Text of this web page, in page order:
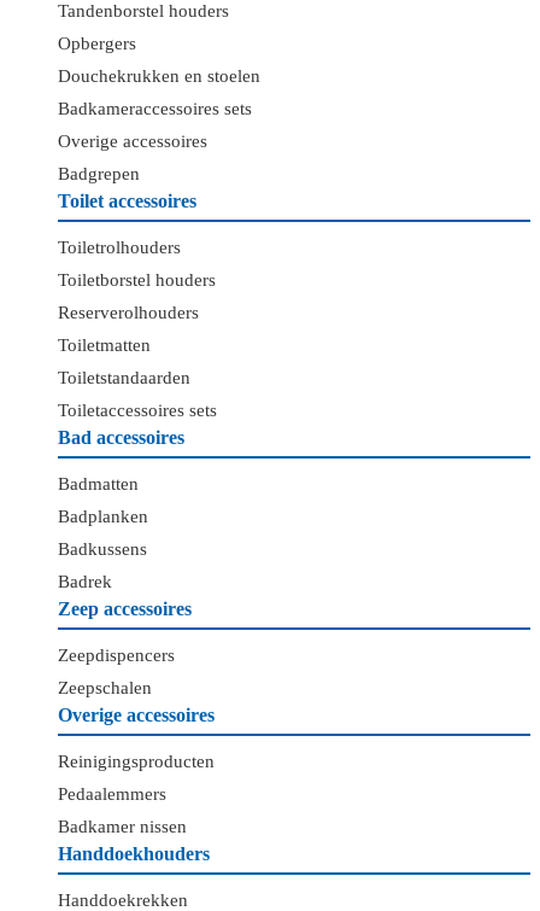
Tandenborstel houders
Opbergers
Douchekrukken en stoelen
Badkameraccessoires sets
Overige accessoires
Badgrepen
Toilet accessoires
Toiletrolhouders
Toiletborstel houders
Reserverolhouders
Toiletmatten
Toiletstandaarden
Toiletaccessoires sets
Bad accessoires
Badmatten
Badplanken
Badkussens
Badrek
Zeep accessoires
Zeepdispencers
Zeepschalen
Overige accessoires
Reinigingsproducten
Pedaalemmers
Badkamer nissen
Handdoekhouders
Handdoekrekken